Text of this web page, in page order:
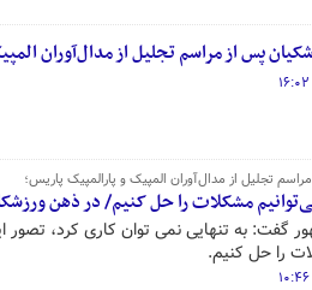
پس از مراسم تجلیل از مدال‌آوران
تجلیل از مدال‌آوران المپیک و پارالمپیک پاریس؛
مشکلات را حل کنیم/ در ذهن
گفت: به تنهایی نمی توان کاری کرد، تصور
را حل کنیم.